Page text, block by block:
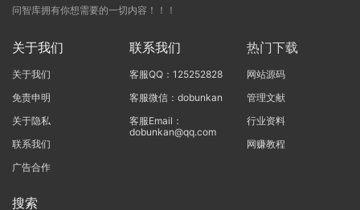
问智库拥有你想需要的一切内容！！！
关于我们
关于我们
免责申明
关于隐私
联系我们
广告合作
联系我们
客服QQ：125252828
客服微信：dobunkan
客服Email：
dobunkan@qq.com
热门下载
网站源码
管理文献
行业资料
网赚教程
搜索